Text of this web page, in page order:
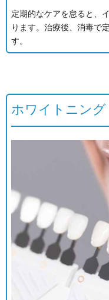
定期的なケアを怠ると、
ります。治療後、消毒で
す。
ホワイトニング